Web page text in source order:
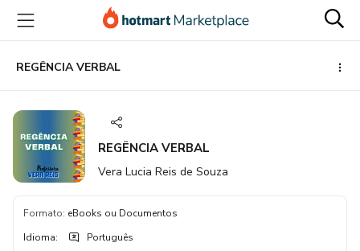
para
conteúdo
principal
para
pagamento
para
rodapé
REGÊNCIA VERBAL
REGÊNCIA VERBAL
Vera Lucia Reis de Souza
Formato: eBooks ou Documentos
Idioma: Português